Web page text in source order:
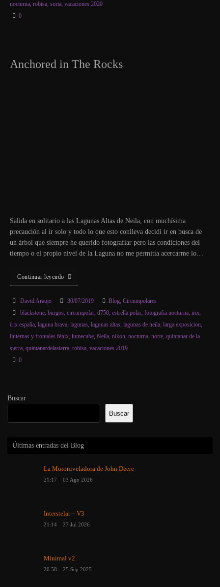
nocturna, robisa, soria, vacaciones 2020
0
Anchored in The Rocks
Salida en solitario a las Lagunas Altas de Neila, con muchísima
precaución al ir solo y todo lo que esto conlleva decidí ir en busca de
un árbol que siempre he querido fotografiar pero las condiciones del
tiempo o el propio nivel de la Laguna no me permitía acercarme lo…
Continuar leyendo
David Araujo 30/07/2019 Blog, Circumpolares
blackstone, burgos, circumpolar, d750, estrella polar, fotografia nocturna, irix,
irix españa laguna brava lagunas lagunas altas lagunas de neila larga exposicion
linternas y frontales fénix lumecube Neila nikon nocturna norte quintanar de la
sierra quintanardelasierra robisa vacaciones 2019
0
Buscar
Buscar
Últimas entradas del Blog
La Motoniveladora de John Deere
21:17 03 Ago 2026
Interstelar – V3
21:14 27 Jul 2026
Minimal v2
20:58 25 Sep 2025